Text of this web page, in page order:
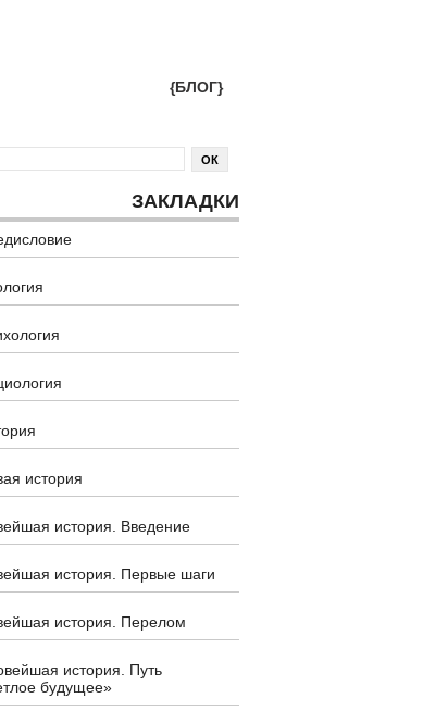
{БЛОГ}
ЗАКЛАДКИ
история
история. Введение
история. Первые шаги
история. Перелом
история. Путь
будущее»